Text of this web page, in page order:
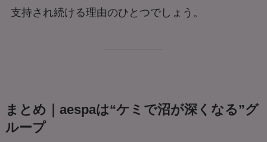
支持され続ける理由のひとつでしょう。
まとめ｜aespaは“ケミで沼が深くなる”グ
ループ